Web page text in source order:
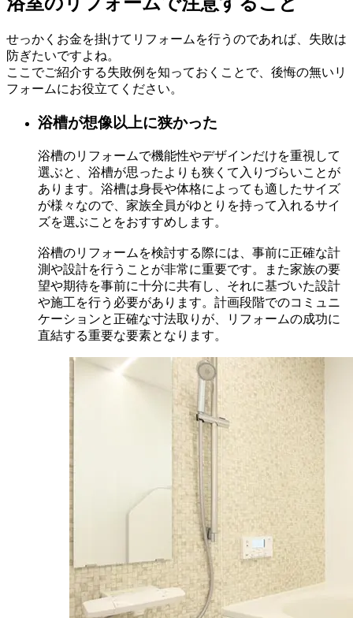
せっかくお金を掛けてリフォームを行うのであれば、失敗は
防ぎたいですよね。
ここでご紹介する失敗例を知っておくことで、後悔の無いリ
フォームにお役立てください。
浴槽が想像以上に狭かった
浴槽のリフォームで機能性やデザインだけを重視して
選ぶと、浴槽が思ったよりも狭くて入りづらいことが
あります。浴槽は身長や体格によっても適したサイズ
が様々なので、家族全員がゆとりを持って入れるサイ
ズを選ぶことをおすすめします。
浴槽のリフォームを検討する際には、事前に正確な計
測や設計を行うことが非常に重要です。また家族の要
望や期待を事前に十分に共有し、それに基づいた設計
や施工を行う必要があります。計画段階でのコミュニ
ケーションと正確な寸法取りが、リフォームの成功に
直結する重要な要素となります。